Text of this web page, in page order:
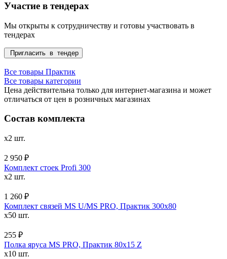
Участие в тендерах
Мы открыты к сотрудничеству и готовы участвовать в
тендерах
Пригласить в тендер
Все товары Практик
Все товары категории
Цена действительна только для интернет-магазина и может
отличаться от цен в розничных магазинах
Состав комплекта
x2 шт.
2 950 ₽
Комплект стоек Profi 300
x2 шт.
1 260 ₽
Комплект связей MS U/MS PRO, Практик 300x80
x50 шт.
255 ₽
Полка яруса MS PRO, Практик 80х15 Z
x10 шт.